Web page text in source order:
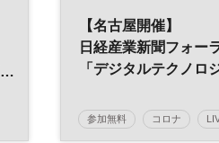
【名古屋開催】
日経産業新聞フォー
「デジタルテクノロ
参加無料 コロナ